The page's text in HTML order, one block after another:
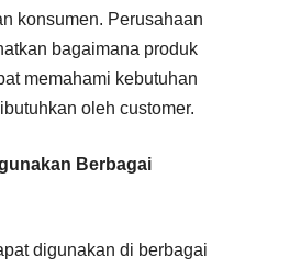
konsumen. Perusahaan
bagaimana produk
memahami kebutuhan
oleh customer.
Berbagai
digunakan di berbagai